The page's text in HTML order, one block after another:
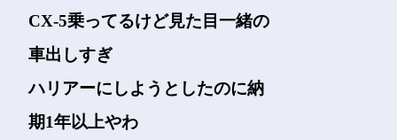
CX-5乗ってるけど見た目一緒の
車出しすぎ
ハリアーにしようとしたのに納
期1年以上やわ